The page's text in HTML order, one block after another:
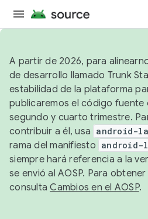
A partir de 2026, para
de desarrollo llamado Trunk
estabilidad de la plataforma
publicaremos el código fuente
segundo y cuarto trimestre.
contribuir a él, usa android-
rama del manifiesto android-
siempre hará referencia a la
se envió al AOSP. Para
consultaCambios en el AOSP.